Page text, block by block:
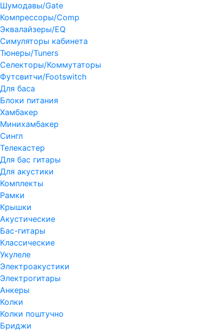
Шумодавы/Gate
Компрессоры/Comp
Эквалайзеры/EQ
Симуляторы кабинета
Тюнеры/Tuners
Селекторы/Коммутаторы
Футсвитчи/Footswitch
Для баса
Блоки питания
Хамбакер
Минихамбакер
Сингл
Телекастер
Для бас гитары
Для акустики
Комплекты
Рамки
Крышки
Акустические
Бас-гитары
Классические
Укулеле
Электроакустики
Электрогитары
Анкеры
Колки
Колки поштучно
Бриджи